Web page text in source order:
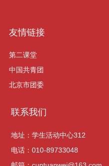
友情链接
第二课堂
中国共青团
北京市团委
联系我们
地址：学生活动中心312
电话：010-89733048